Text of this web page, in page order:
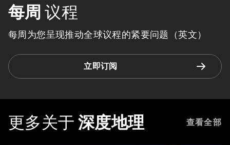
每周 议程
每周为您呈现推动全球议程的紧要问题（英文）
立即订阅
更多关于 深度地理 查看全部